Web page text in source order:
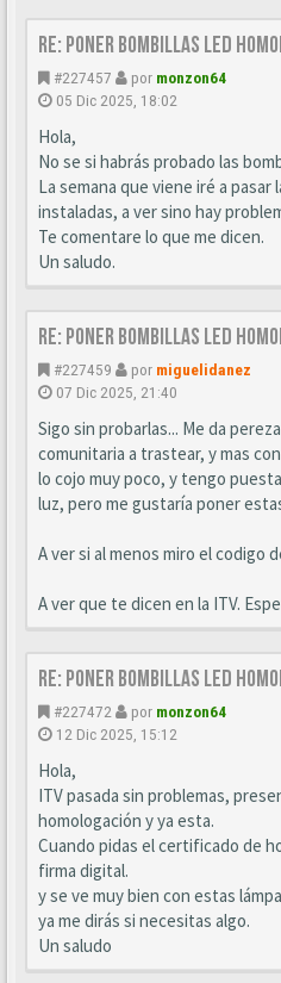
Re: Poner bombillas led
#227457 por monzon64
05 Dic 2025, 18:02
Hola,
No se si habrás probado las
La semana que viene iré a pasar
instaladas, a ver sino hay
Te comentare lo que me dicen.
Un saludo.
Re: Poner bombillas led
#227459 por miguelidanez
07 Dic 2025, 21:40
Sigo sin probarlas... Me da
comunitaria a trastear, y mas
lo cojo muy poco, y tengo
luz, pero me gustaría poner
A ver si al menos miro el codigo
A ver que te dicen en la ITV.
Re: Poner bombillas led
#227472 por monzon64
12 Dic 2025, 15:12
Hola,
ITV pasada sin problemas,
homologación y ya esta.
Cuando pidas el certificado de
firma digital.
y se ve muy bien con estas
ya me dirás si necesitas algo.
Un saludo